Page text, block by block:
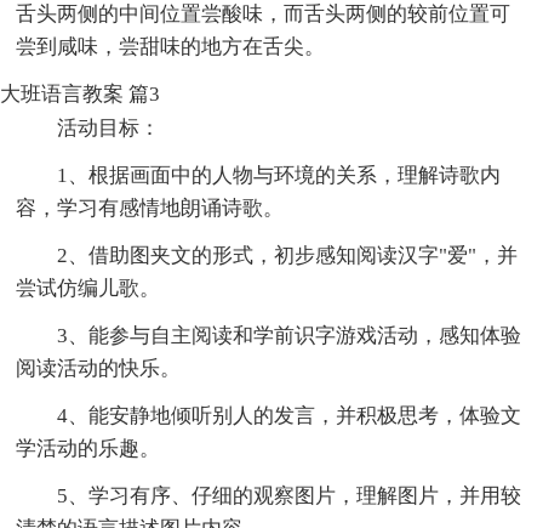
舌头两侧的中间位置尝酸味，而舌头两侧的较前位置可
尝到咸味，尝甜味的地方在舌尖。
大班语言教案 篇3
活动目标：
1、根据画面中的人物与环境的关系，理解诗歌内
容，学习有感情地朗诵诗歌。
2、借助图夹文的形式，初步感知阅读汉字"爱"，并
尝试仿编儿歌。
3、能参与自主阅读和学前识字游戏活动，感知体验
阅读活动的快乐。
4、能安静地倾听别人的发言，并积极思考，体验文
学活动的乐趣。
5、学习有序、仔细的观察图片，理解图片，并用较